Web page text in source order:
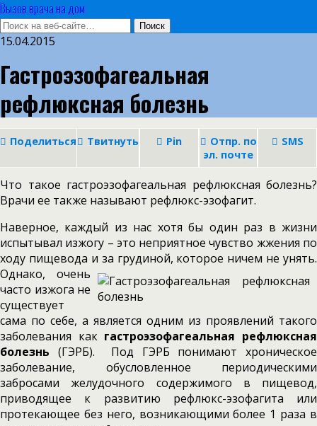
Вызов врача на дом
15.04.2015
Гастроэзофагеальная
рефлюксная болезнь
Поделиться Твитнуть Pin
Отпр. по
эл. почте
SMS
Что такое гастроэзофагеальная рефлюксная болезнь?
Врачи ее также называют рефлюкс-эзофагит.
Наверное, каждый из нас хотя бы один раз в жизни
испытывал изжогу – это неприятное чувство жжения по
ходу пищевода и за грудиной, которое ничем не унять.
Однако, очень
часто изжога не
существует
сама по себе, а является одним из проявлений такого
заболевания как гастроэзофагеальная рефлюксная
болезнь (ГЭРБ). Под ГЭРБ понимают хроническое
заболевание, обусловленное периодическими
забросами желудочного содержимого в пищевод,
приводящее к развитию рефлюкс-эзофагита или
протекающее без него, возникающими более 1 раза в